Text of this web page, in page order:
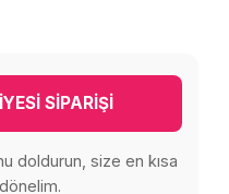
SİPARİŞİ
doldurun, size en kısa